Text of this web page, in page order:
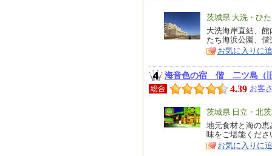
エ
リ
ア
茨城県 大洗・ひ
特
徴
大洗海岸直結、
たち海浜公園、
お気に入りに
海音色の宿 偕 二ツ島（
総合 4.39 お客
エ
リ
ア
茨城県 日立・北
特
徴
地元食材と海の
味をご堪能くだ
お気に入りに